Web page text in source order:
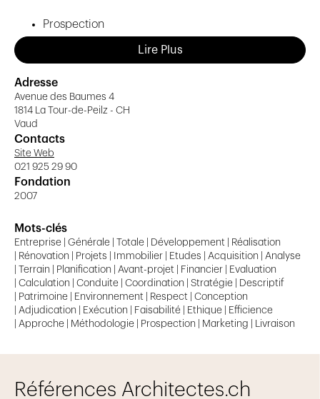
Prospection
Stratégie - conduite
PHASE DEFINITION DES OBJECTIFS
Faisabilité technique - financière – commerciale
Définition de la ligne de conduite
Définition du cahier des charges du client
PHASE ETUDES PRELIMINAIRES
Recherche de mandataires-spécialistes (sur
Orientations architecturales - techniques
Lire Plus
Adresse
Avenue des Baumes 4
1814 La Tour-de-Peilz - CH
Vaud
Contacts
Site Web
021 925 29 90
Fondation
2007
Mots-clés
Entreprise | Générale | Totale | Développement | Réalisation
| Rénovation | Projets | Immobilier | Etudes | Acquisition | Analyse
| Terrain | Planification | Avant-projet | Financier | Evaluation
| Calculation | Conduite | Coordination | Stratégie | Descriptif
| Patrimoine | Environnement | Respect | Conception
| Adjudication | Exécution | Faisabilité | Ethique | Efficience
| Approche | Méthodologie | Prospection | Marketing | Livraison
Références Architectes.ch